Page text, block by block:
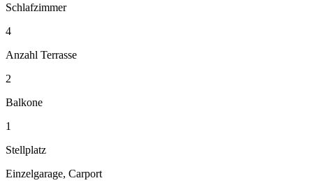
Schlafzimmer
4
Anzahl Terrasse
2
Balkone
1
Stellplatz
Einzelgarage, Carport